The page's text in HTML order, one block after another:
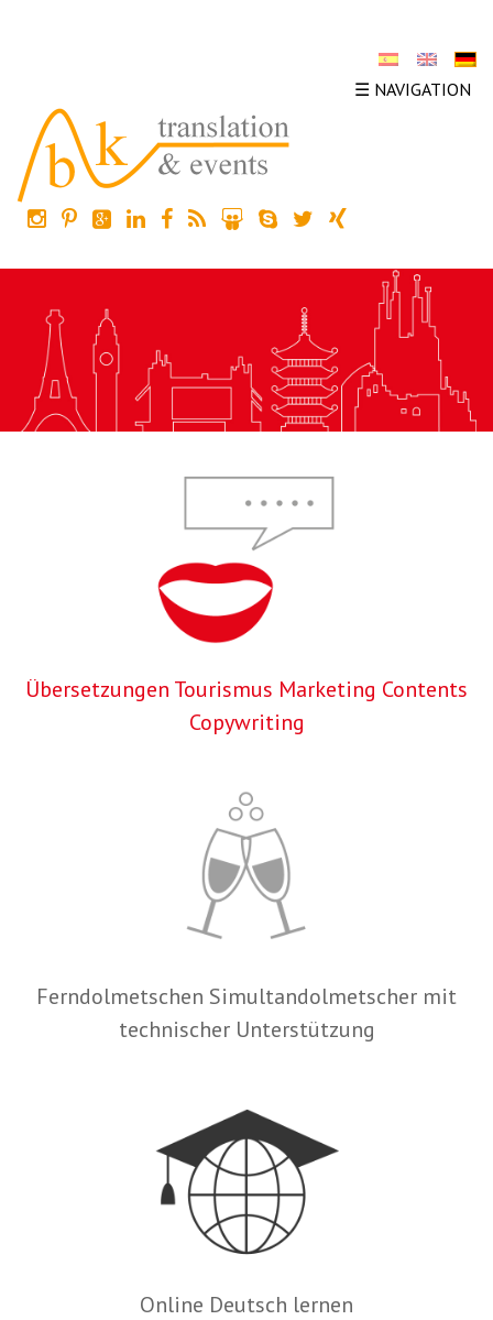
☰ NAVIGATION
Übersetzungen Tourismus Marketing Contents
Copywriting
Ferndolmetschen Simultandolmetscher mit
technischer Unterstützung
Online Deutsch lernen